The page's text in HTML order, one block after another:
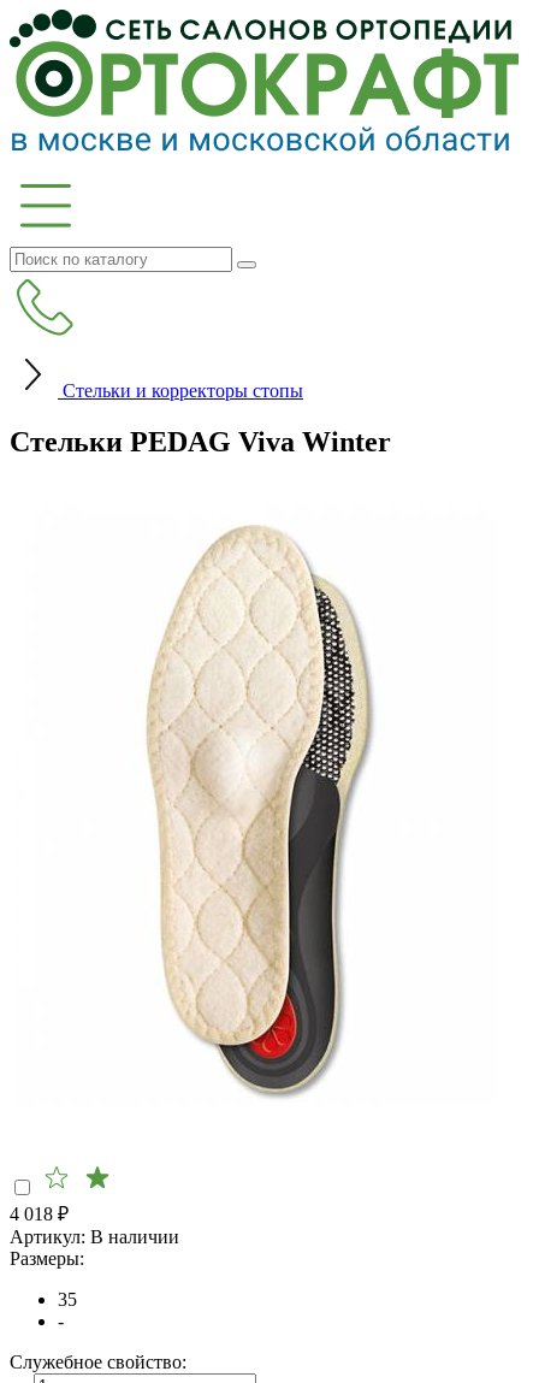
Стельки и корректоры стопы
Cтельки PEDAG Viva Winter
4 018 ₽
Артикул: В наличии
Размеры:
35
-
Служебное свойство: